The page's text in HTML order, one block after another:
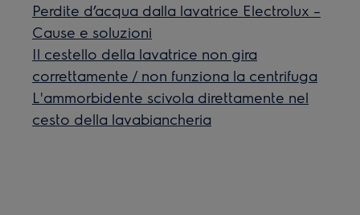
Perdite d’acqua dalla lavatrice Electrolux –
Cause e soluzioni
Il cestello della lavatrice non gira
correttamente / non funziona la centrifuga
L'ammorbidente scivola direttamente nel
cesto della lavabiancheria